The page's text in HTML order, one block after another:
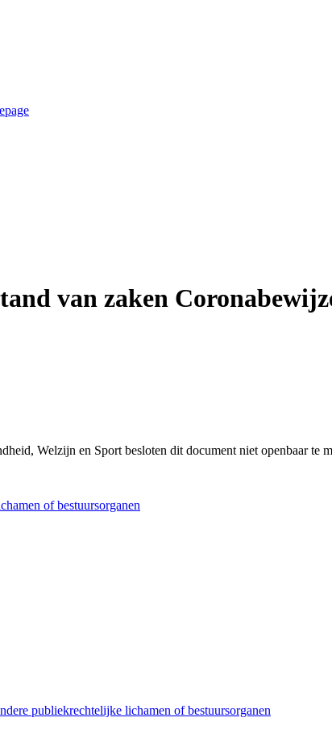
van zaken
Welzijn en Sport besloten dit document niet openbaar te
of bestuursorganen
publiekrechtelijke lichamen of bestuursorganen